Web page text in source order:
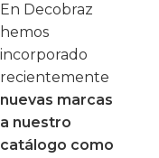
En Decobraz
hemos
incorporado
recientemente
nuevas marcas
a nuestro
catálogo como